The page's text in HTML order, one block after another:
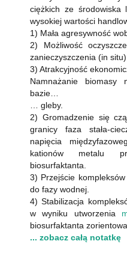
ciężkich ze środowiska
wysokiej wartości
1) Mała agresywność
2) Możliwość
zanieczyszczenia (in situ)
3) Atrakcyjność
Namnażanie biomasy
bazie…
… gleby.
2) Gromadzenie się
granicy faza stała-
napięcia
kationów metalu
biosurfaktanta.
3) Przejście
do fazy wodnej.
4) Stabilizacja
w wyniku utworzenia
biosurfaktanta
... zobacz całą notatkę